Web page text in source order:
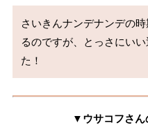
さいきんナンデナンデの
るのですが、とっさにい
た！
▼ウサコフさん